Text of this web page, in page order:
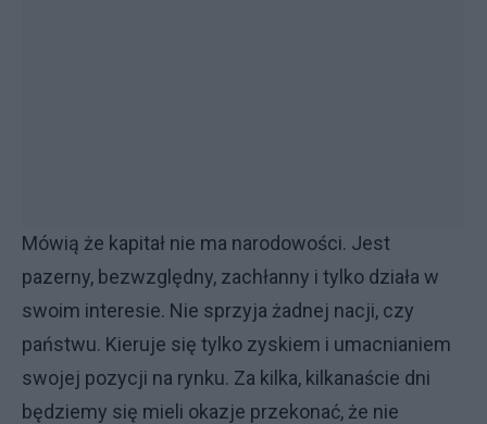
Mówią że kapitał nie ma narodowości. Jest
pazerny, bezwzględny, zachłanny i tylko działa w
swoim interesie. Nie sprzyja żadnej nacji, czy
państwu. Kieruje się tylko zyskiem i umacnianiem
swojej pozycji na rynku. Za kilka, kilkanaście dni
będziemy się mieli okazje przekonać, że nie